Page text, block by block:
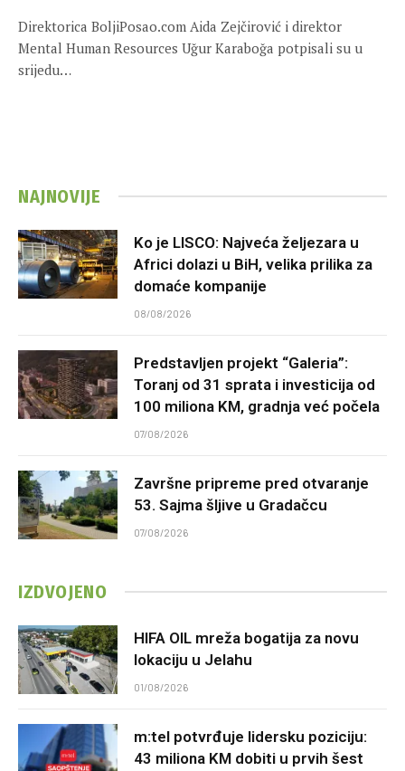
Direktorica BoljiPosao.com Aida Zejčirović i direktor
Mental Human Resources Uğur Karaboğa potpisali su u
srijedu…
NAJNOVIJE
Ko je LISCO: Najveća željezara u
Africi dolazi u BiH, velika prilika za
domaće kompanije
08/08/2026
Predstavljen projekt “Galeria”:
Toranj od 31 sprata i investicija od
100 miliona KM, gradnja već počela
07/08/2026
Završne pripreme pred otvaranje
53. Sajma šljive u Gradačcu
07/08/2026
IZDVOJENO
HIFA OIL mreža bogatija za novu
lokaciju u Jelahu
01/08/2026
m:tel potvrđuje lidersku poziciju:
43 miliona KM dobiti u prvih šest